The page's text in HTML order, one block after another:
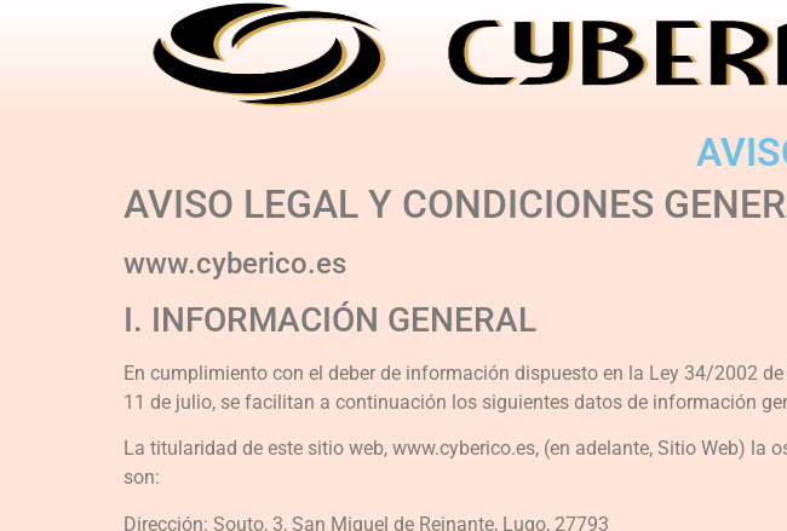
AVISO LEGAL Y CONDICIONES
www.cyberico.es
I. INFORMACIÓN GENERAL
En cumplimiento con el deber de información dispuesto en la Ley 34/2002
11 de julio, se facilitan a continuación los siguientes datos de información
La titularidad de este sitio web, www.cyberico.es, (en adelante, Sitio Web)
son:
Dirección: Souto, 3, San Miguel de Reinante, Lugo, 27793